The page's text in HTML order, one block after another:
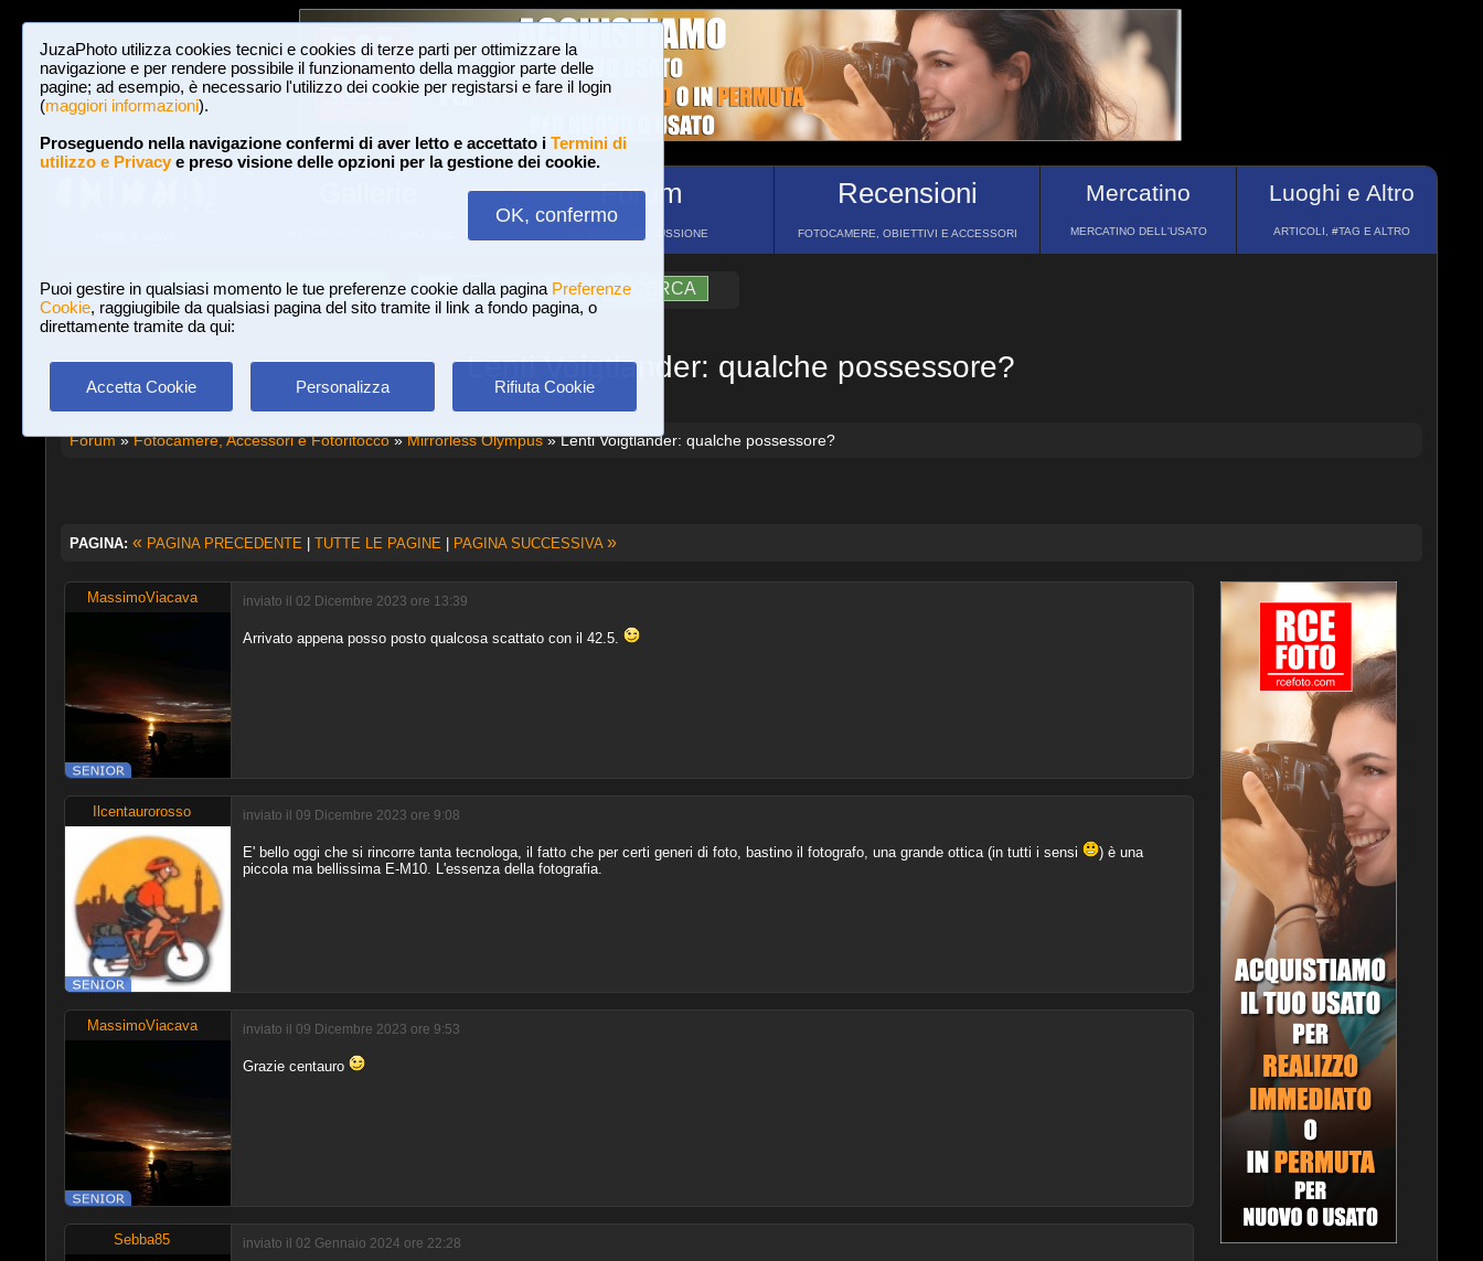
JuzaPhoto utilizza cookies tecnici e cookies di terze parti per ottimizzare la
navigazione e per rendere possibile il funzionamento della maggior parte delle
pagine; ad esempio, è necessario l'utilizzo dei cookie per registarsi e fare il login
(maggiori informazioni).
Proseguendo nella navigazione confermi di aver letto e accettato i Termini di
utilizzo e Privacye preso visione delle opzioni per la gestione dei cookie.
OK, confermo
Puoi gestire in qualsiasi momento le tue preferenze cookie dalla pagina Preferenze
Cookie, raggiugibile da qualsiasi pagina del sito tramite il link a fondo pagina, o
direttamente tramite da qui:
Accetta Cookie Personalizza Rifiuta Cookie
Forum
FORUM DI DISCUSSIONE
Recensioni
FOTOCAMERE, OBIETTIVI E ACCESSORI
Mercatino
MERCATINO DELL'USATO
Luoghi e Altro
ARTICOLI, #TAG E ALTRO
Login Iscriviti a JuzaPhoto! A A ?AIUTO RICERCA
Lenti Voigtlander: qualche possessore?
Forum»Fotocamere, Accessori e Fotoritocco»Mirrorless Olympus» Lenti Voigtlander: qualche possessore?
PAGINA: « PAGINA PRECEDENTE | TUTTE LE PAGINE | PAGINA SUCCESSIVA »
MassimoViacava inviato il 02 Dicembre 2023 ore 13:39
Arrivato appena posso posto qualcosa scattato con il 42.5.
Ilcentaurorosso inviato il 09 Dicembre 2023 ore 9:08
E' bello oggi che si rincorre tanta tecnologa, il fatto che per certi generi di foto, bastino il fotografo, una grande ottica (in tutti i sensi
) è una
piccola ma bellissima E-M10. L'essenza della fotografia.
MassimoViacava inviato il 09 Dicembre 2023 ore 9:53
Grazie centauro
Sebba85 inviato il 02 Gennaio 2024 ore 22:28